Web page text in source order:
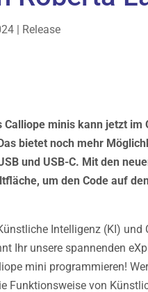
| Release
Calliope minis kann jetzt im
bietet noch mehr
und USB-C. Mit den
um den Code auf
Intelligenz (KI) und
Ihr unsere spannenden
mini programmieren!
Funktionsweise von